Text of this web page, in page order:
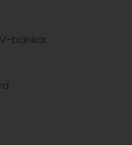
bänkar